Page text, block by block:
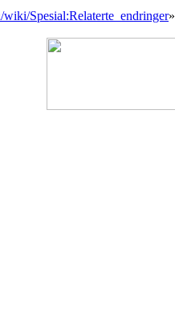
Spesial:Relaterte_endringer»